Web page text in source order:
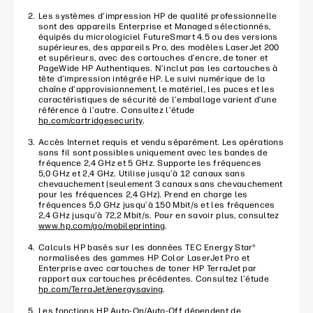
Les systèmes d’impression HP de qualité professionnelle
sont des appareils Enterprise et Managed sélectionnés,
équipés du micrologiciel FutureSmart 4.5 ou des versions
supérieures, des appareils Pro, des modèles LaserJet 200
et supérieurs, avec des cartouches d’encre, de toner et
PageWide HP Authentiques. N’inclut pas les cartouches à
tête d’impression intégrée HP. Le suivi numérique de la
chaîne d’approvisionnement, le matériel, les puces et les
caractéristiques de sécurité de l’emballage varient d’une
référence à l’autre. Consultez l’étude
hp.com/cartridgesecurity.
Accès Internet requis et vendu séparément. Les opérations
sans fil sont possibles uniquement avec les bandes de
fréquence 2,4 GHz et 5 GHz. Supporte les fréquences
5,0 GHz et 2,4 GHz. Utilise jusqu’à 12 canaux sans
chevauchement (seulement 3 canaux sans chevauchement
pour les fréquences 2,4 GHz). Prend en charge les
fréquences 5,0 GHz jusqu’à 150 Mbit/s et les fréquences
2,4 GHz jusqu’à 72,2 Mbit/s. Pour en savoir plus, consultez
www.hp.com/go/mobileprinting.
Calculs HP basés sur les données TEC Energy Star®
normalisées des gammes HP Color LaserJet Pro et
Enterprise avec cartouches de toner HP TerraJet par
rapport aux cartouches précédentes. Consultez l’étude
hp.com/TerraJet/energysaving.
Les fonctions HP Auto-On/Auto-Off dépendent de